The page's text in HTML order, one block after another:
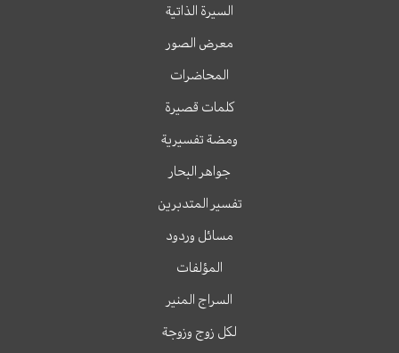
السيرة الذاتية
معرض الصور
المحاضرات
كلمات قصيرة
ومضة تفسيرية
جواهر البحار
تفسير المتدبرين
مسائل وردود
المؤلفات
السراج المنير
لكل زوج وزوجة